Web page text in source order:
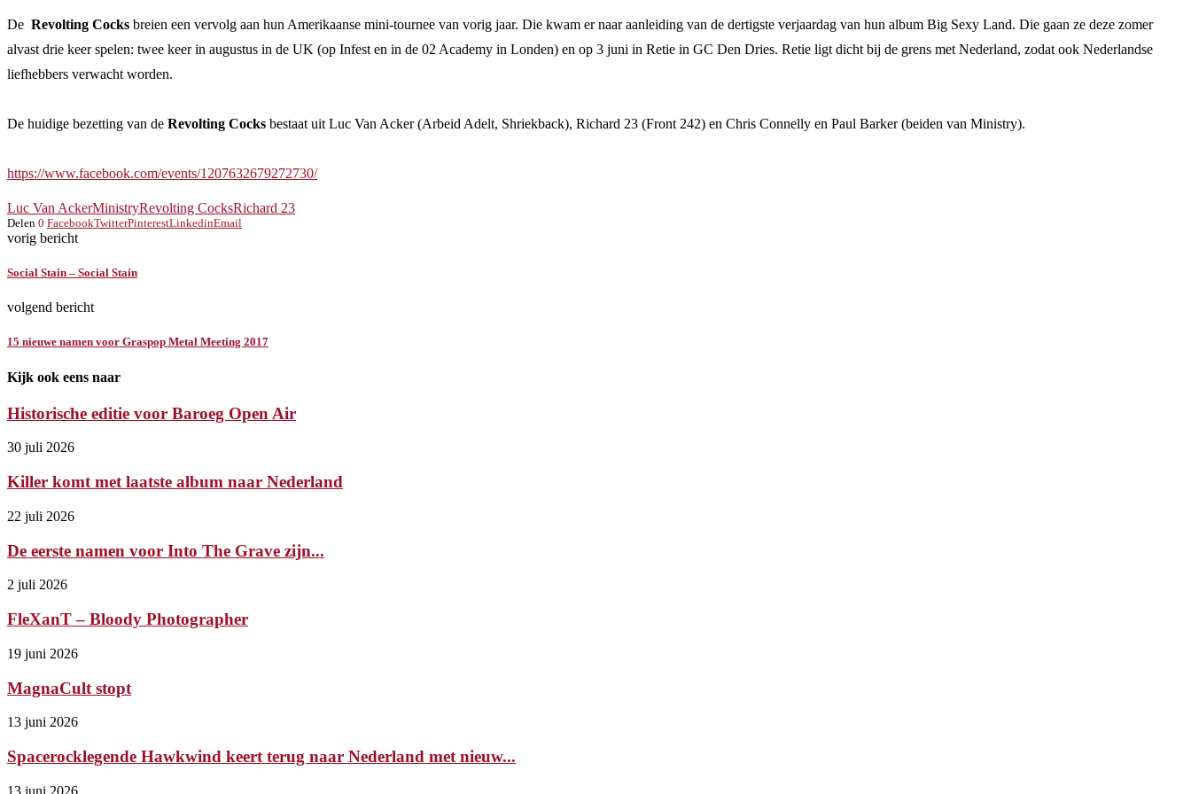
De Revolting Cocks breien een vervolg aan hun Amerikaanse mini-tournee van vorig jaar. Die kwam er naar aanleiding van de dertigste verjaardag van hun album Big Sexy Land. Die gaan ze deze zomer
alvast drie keer spelen: twee keer in augustus in de UK (op Infest en in de 02 Academy in Londen) en op 3 juni in Retie in GC Den Dries. Retie ligt dicht bij de grens met Nederland, zodat ook Nederlandse
liefhebbers verwacht worden.
De huidige bezetting van de Revolting Cocks bestaat uit Luc Van Acker (Arbeid Adelt, Shriekback), Richard 23 (Front 242) en Chris Connelly en Paul Barker (beiden van Ministry).
https://www.facebook.com/events/1207632679272730/
Luc Van AckerMinistryRevolting CocksRichard 23
Delen 0 FacebookTwitterPinterestLinkedinEmail
vorig bericht
Social Stain – Social Stain
volgend bericht
15 nieuwe namen voor Graspop Metal Meeting 2017
Kijk ook eens naar
Historische editie voor Baroeg Open Air
30 juli 2026
Killer komt met laatste album naar Nederland
22 juli 2026
De eerste namen voor Into The Grave zijn...
2 juli 2026
FleXanT – Bloody Photographer
19 juni 2026
MagnaCult stopt
13 juni 2026
Spacerocklegende Hawkwind keert terug naar Nederland met nieuw...
13 juni 2026